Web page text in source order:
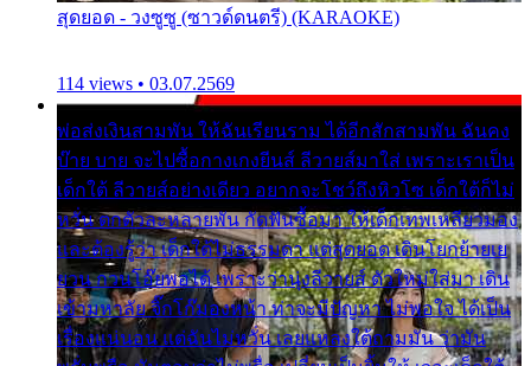
สุดยอด - วงซูซู (ซาวด์ดนตรี) (KARAOKE)
114 views • 03.07.2569
พ่อส่งเงินสามพัน ให้ฉันเรียนราม ได้อีกสักสามพัน ฉันคง
บ๊าย บาย จะไปซื้อกางเกงยีนส์ ลีวายส์มาใส่ เพราะเราเป็น
เด็กใต้ ลีวายส์อย่างเดียว อยากจะโชว์ถึงหิวโซ เด็กใต้ก็ไม่
หวั่น ตกตัวละหลายพัน กัดฟันซื้อมา ให้เด็กเทพเหลียวมอง
และต้องรู้ว่า เด็กใต้ไม่ธรรมดา แต่สุดยอด เดินโยกย้ายเย
ยวน กวนโอ๊ยพอได้ เพราะว่านุ่งลีวายส์ ตัวใหม่ใส่มา เดิน
เข้ามหาลัย จิ๊กโก๊มองหน้า ท่าจะมีปัญหา ไม่พอใจ ได้เป็น
เรื่องแน่นอน แต่ฉันไม่หวั่น เลยแหลงใต้ถามมัน ว่ามัน